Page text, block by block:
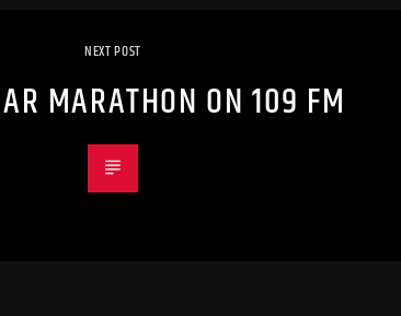
NEXT POST
MARATHON ON 109 FM